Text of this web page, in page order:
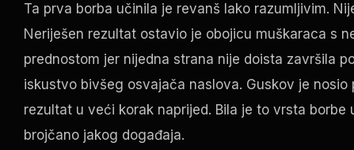
Ta prva borba učinila je revanš lako razumljivim.
Neriješen rezultat ostavio je obojicu muškaraca s
prednostom jer nijedna strana nije doista završila
iskustvo bivšeg osvajača naslova. Guskov je
rezultat u veći korak naprijed. Bila je to vrsta
brojčano jakog događaja.